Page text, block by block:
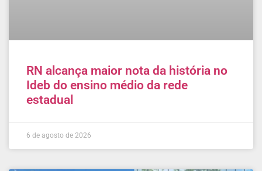
RN alcança maior nota da história no
Ideb do ensino médio da rede
estadual
6 de agosto de 2026